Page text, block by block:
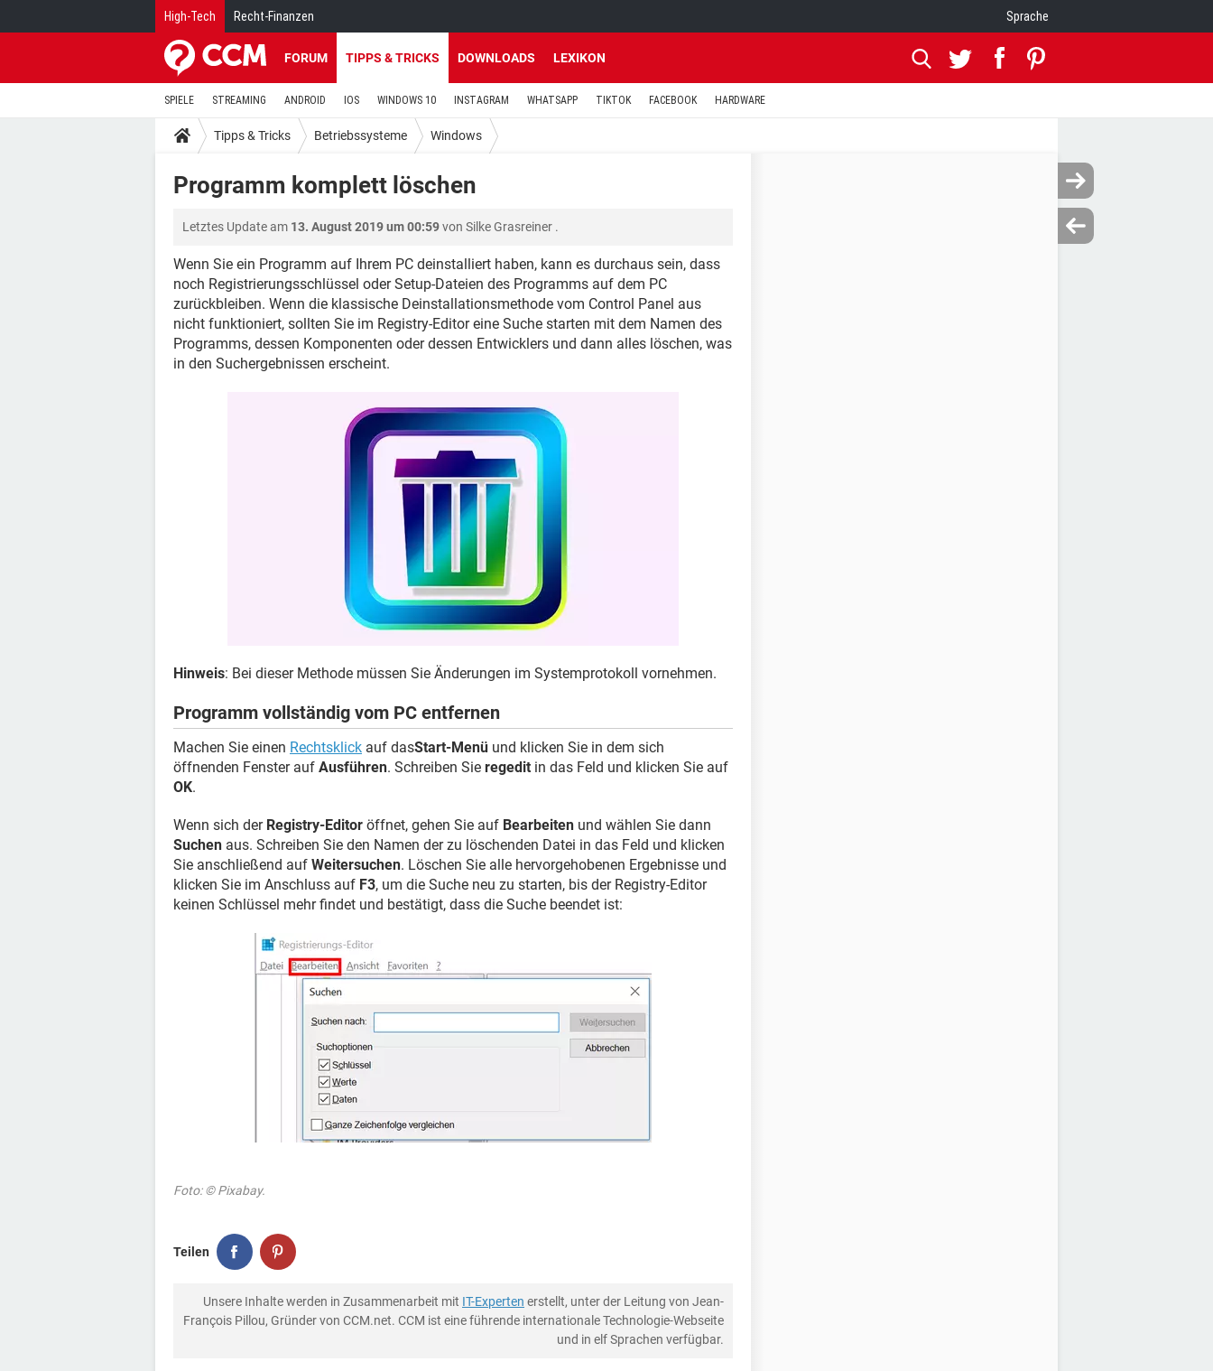
High-Tech Recht-Finanzen Sprache
FORUM TIPPS & TRICKS DOWNLOADS LEXIKON
SPIELE STREAMING ANDROID IOS WINDOWS 10 INSTAGRAM WHATSAPP TIKTOK FACEBOOK HARDWARE
Tipps & Tricks Betriebssysteme Windows
Programm komplett löschen
Letztes Update am 13. August 2019 um 00:59von Silke Grasreiner .
Wenn Sie ein Programm auf Ihrem PC deinstalliert haben, kann es durchaus sein, dass
noch Registrierungsschlüssel oder Setup-Dateien des Programms auf dem PC
zurückbleiben. Wenn die klassische Deinstallationsmethode vom Control Panel aus
nicht funktioniert, sollten Sie im Registry-Editor eine Suche starten mit dem Namen des
Programms, dessen Komponenten oder dessen Entwicklers und dann alles löschen, was
in den Suchergebnissen erscheint.
Hinweis: Bei dieser Methode müssen Sie Änderungen im Systemprotokoll vornehmen.
Programm vollständig vom PC entfernen
Machen Sie einen Rechtsklick auf dasStart-Menü und klicken Sie in dem sich
öffnenden Fenster auf Ausführen. Schreiben Sie regedit in das Feld und klicken Sie auf
OK.
Wenn sich der Registry-Editor öffnet, gehen Sie auf Bearbeiten und wählen Sie dann
Suchen aus. Schreiben Sie den Namen der zu löschenden Datei in das Feld und klicken
Sie anschließend auf Weitersuchen. Löschen Sie alle hervorgehobenen Ergebnisse und
klicken Sie im Anschluss auf F3, um die Suche neu zu starten, bis der Registry-Editor
keinen Schlüssel mehr findet und bestätigt, dass die Suche beendet ist:
Foto: © Pixabay.
Teilen
Unsere Inhalte werden in Zusammenarbeit mit IT-Experten erstellt, unter der Leitung von Jean-
François Pillou, Gründer von CCM.net. CCM ist eine führende internationale Technologie-Webseite
und in elf Sprachen verfügbar.